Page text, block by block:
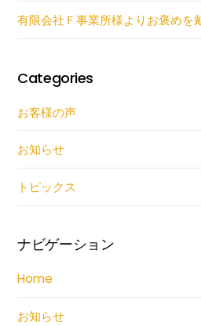
有限会社Ｆ事業所様よりお褒めを
Categories
お客様の声
お知らせ
トピックス
ナビゲーション
Home
お知らせ